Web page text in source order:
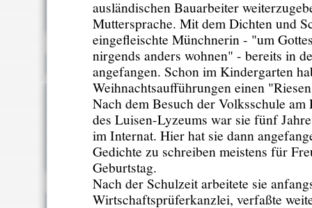
ausländischen Bauarbeiter
Muttersprache. Mit dem Dichten und
eingefleischte Münchnerin - "um
nirgends anders wohnen" - bereits in
angefangen. Schon im Kindergarten
Weihnachtsaufführungen einen
Nach dem Besuch der Volksschule am
des Luisen-Lyzeums war sie fünf
im Internat. Hier hat sie dann
Gedichte zu schreiben meistens für
Geburtstag.
Nach der Schulzeit arbeitete sie
Wirtschaftsprüferkanzlei, verfaßte